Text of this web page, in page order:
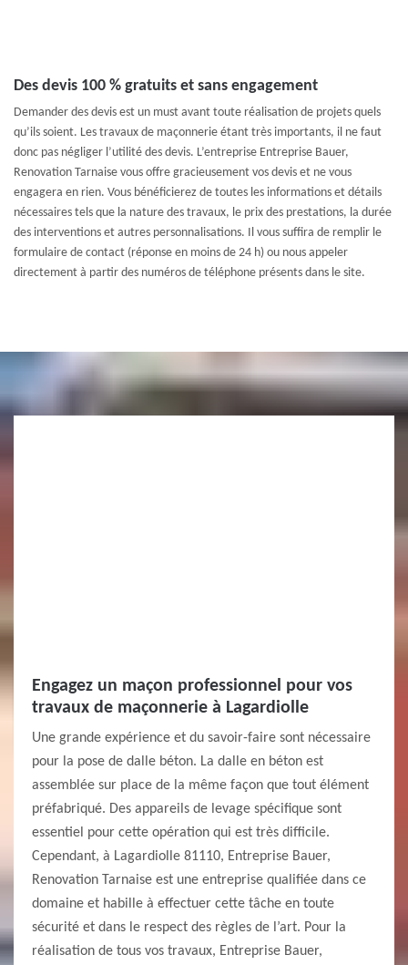
Des devis 100 % gratuits et sans engagement
Demander des devis est un must avant toute réalisation de projets quels
qu’ils soient. Les travaux de maçonnerie étant très importants, il ne faut
donc pas négliger l’utilité des devis. L’entreprise Entreprise Bauer,
Renovation Tarnaise vous offre gracieusement vos devis et ne vous
engagera en rien. Vous bénéficierez de toutes les informations et détails
nécessaires tels que la nature des travaux, le prix des prestations, la durée
des interventions et autres personnalisations. Il vous suffira de remplir le
formulaire de contact (réponse en moins de 24 h) ou nous appeler
directement à partir des numéros de téléphone présents dans le site.
Engagez un maçon professionnel pour vos
travaux de maçonnerie à Lagardiolle
Une grande expérience et du savoir-faire sont nécessaire
pour la pose de dalle béton. La dalle en béton est
assemblée sur place de la même façon que tout élément
préfabriqué. Des appareils de levage spécifique sont
essentiel pour cette opération qui est très difficile.
Cependant, à Lagardiolle 81110, Entreprise Bauer,
Renovation Tarnaise est une entreprise qualifiée dans ce
domaine et habille à effectuer cette tâche en toute
sécurité et dans le respect des règles de l’art. Pour la
réalisation de tous vos travaux, Entreprise Bauer,